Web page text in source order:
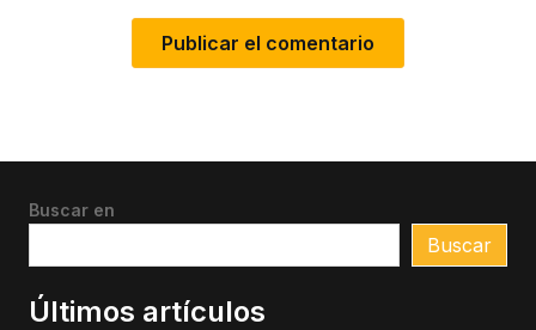
Buscar en
Buscar
Últimos artículos